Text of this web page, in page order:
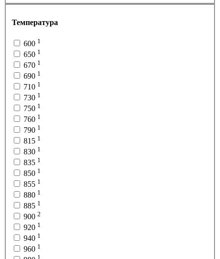
Температура
600 1
650 1
670 1
690 1
710 1
730 1
750 1
760 1
790 1
815 1
830 1
835 1
850 1
855 1
880 1
885 1
900 2
920 1
940 1
960 1
1